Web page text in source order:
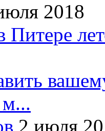
2018
Питере
2 июля